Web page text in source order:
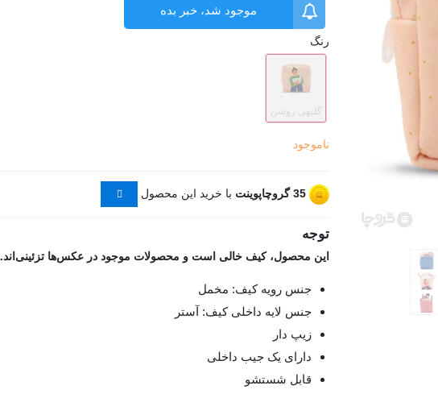
موجود شد، خبر بده
رنگ
گلبهی روشن
ناموجود
35گروچاپوینت با خرید این محصول
توجه
این محصول، کیف خالی است و محصولات موجود در عکس‌ها تزئینی‌اند.
جنس رویه کیف: مخمل
جنس لایه داخلی کیف: آستر
زیپ دار
دارای یک جیب داخلی
قابل شستشو